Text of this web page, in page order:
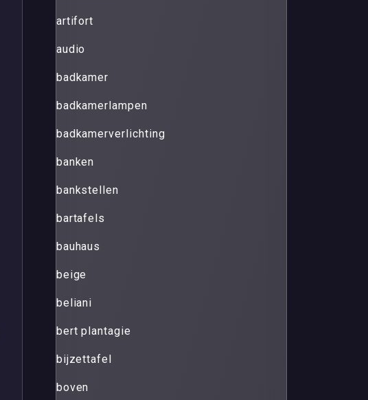
artifort
audio
badkamer
badkamerlampen
badkamerverlichting
banken
bankstellen
bartafels
bauhaus
beige
beliani
bert plantagie
bijzettafel
boven